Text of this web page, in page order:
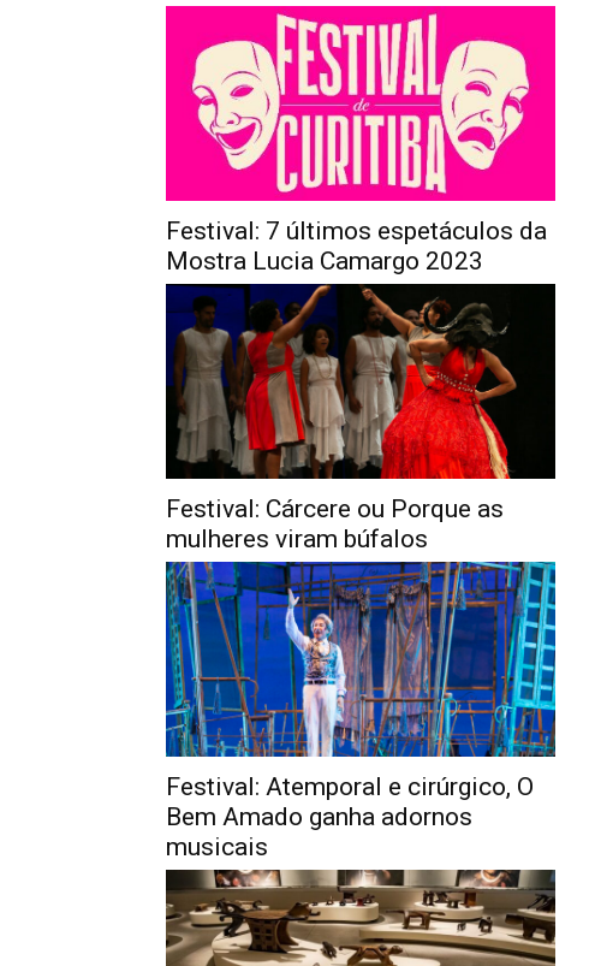
Festival: 7 últimos espetáculos da
Mostra Lucia Camargo 2023
Festival: Cárcere ou Porque as
mulheres viram búfalos
Festival: Atemporal e cirúrgico, O
Bem Amado ganha adornos
musicais